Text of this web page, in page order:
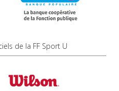
de la FF Sport U